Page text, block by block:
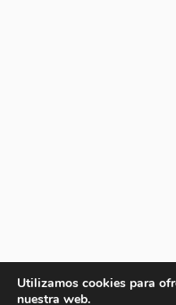
Utilizamos cookies para
nuestra web.